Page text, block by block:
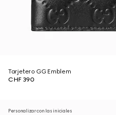
Tarjetero GG Emblem
CHF 390
Personalizar con las iniciales